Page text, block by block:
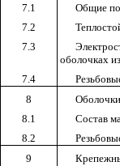
7.1
Общие
7.2
7.3
оболочках
7.4
8
8.1
Состав
8.2
9